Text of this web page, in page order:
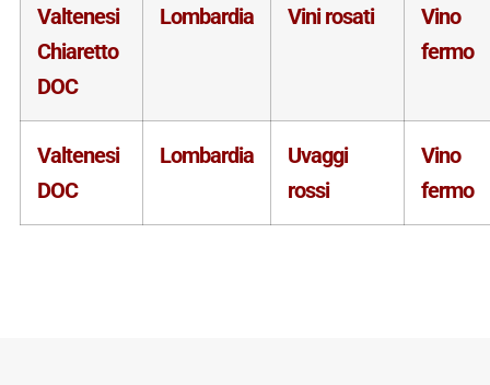
Valtenesi
Chiaretto
DOC
Lombardia Vini rosati
Vino
fermo
Valtenesi
DOC
Lombardia
Uvaggi
rossi
Vino
fermo